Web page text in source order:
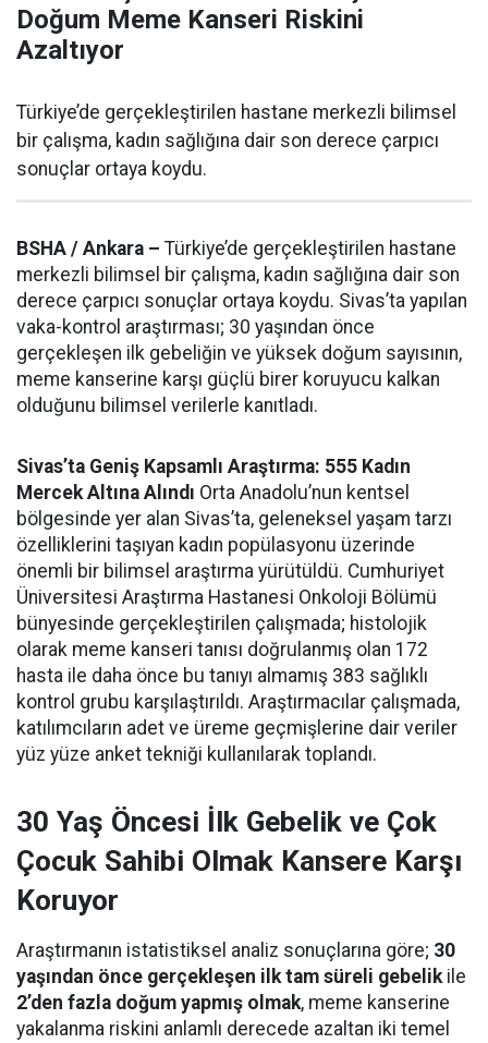
Doğum Meme Kanseri Riskini
Azaltıyor
Türkiye’de gerçekleştirilen hastane merkezli bilimsel
bir çalışma, kadın sağlığına dair son derece çarpıcı
sonuçlar ortaya koydu.
BSHA / Ankara – Türkiye’de gerçekleştirilen hastane
merkezli bilimsel bir çalışma, kadın sağlığına dair son
derece çarpıcı sonuçlar ortaya koydu. Sivas’ta yapılan
vaka-kontrol araştırması; 30 yaşından önce
gerçekleşen ilk gebeliğin ve yüksek doğum sayısının,
meme kanserine karşı güçlü birer koruyucu kalkan
olduğunu bilimsel verilerle kanıtladı.
Sivas’ta Geniş Kapsamlı Araştırma: 555 Kadın
Mercek Altına Alındı Orta Anadolu’nun kentsel
bölgesinde yer alan Sivas’ta, geleneksel yaşam tarzı
özelliklerini taşıyan kadın popülasyonu üzerinde
önemli bir bilimsel araştırma yürütüldü. Cumhuriyet
Üniversitesi Araştırma Hastanesi Onkoloji Bölümü
bünyesinde gerçekleştirilen çalışmada; histolojik
olarak meme kanseri tanısı doğrulanmış olan 172
hasta ile daha önce bu tanıyı almamış 383 sağlıklı
kontrol grubu karşılaştırıldı. Araştırmacılar çalışmada,
katılımcıların adet ve üreme geçmişlerine dair veriler
yüz yüze anket tekniği kullanılarak toplandı.
30 Yaş Öncesi İlk Gebelik ve Çok
Çocuk Sahibi Olmak Kansere Karşı
Koruyor
Araştırmanın istatistiksel analiz sonuçlarına göre; 30
yaşından önce gerçekleşen ilk tam süreli gebelikile
2’den fazla doğum yapmış olmak, meme kanserine
yakalanma riskini anlamlı derecede azaltan iki temel